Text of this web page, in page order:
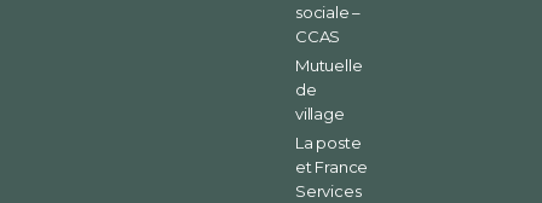
sociale –
CCAS
Mutuelle
de
village
La poste
et France
Services